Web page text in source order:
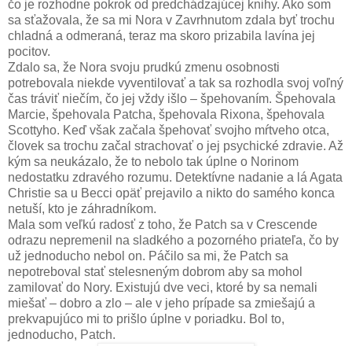
čo je rozhodne pokrok od predchádzajúcej knihy. Ako som
sa sťažovala, že sa mi Nora v Zavrhnutom zdala byť trochu
chladná a odmeraná, teraz ma skoro prizabila lavína jej
pocitov.
Zdalo sa, že Nora svoju prudkú zmenu osobnosti
potrebovala niekde vyventilovať a tak sa rozhodla svoj voľný
čas tráviť niečím, čo jej vždy išlo – špehovaním. Špehovala
Marcie, špehovala Patcha, špehovala Rixona, špehovala
Scottyho. Keď však začala špehovať svojho mŕtveho otca,
človek sa trochu začal strachovať o jej psychické zdravie. Až
kým sa neukázalo, že to nebolo tak úplne o Norinom
nedostatku zdravého rozumu. Detektívne nadanie a lá Agata
Christie sa u Becci opäť prejavilo a nikto do samého konca
netuší, kto je záhradníkom.
Mala som veľkú radosť z toho, že Patch sa v Crescende
odrazu nepremenil na sladkého a pozorného priateľa, čo by
už jednoducho nebol on. Páčilo sa mi, že Patch sa
nepotreboval stať stelesneným dobrom aby sa mohol
zamilovať do Nory. Existujú dve veci, ktoré by sa nemali
miešať – dobro a zlo – ale v jeho prípade sa zmiešajú a
prekvapujúco mi to prišlo úplne v poriadku. Bol to,
jednoducho, Patch.